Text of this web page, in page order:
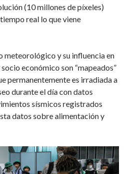
(10 millones de píxeles)
real lo que viene
meteorológico y su influencia en
económico son “mapeados”
permanentemente es irradiada a
durante el día con datos
sísmicos registrados
datos sobre alimentación y